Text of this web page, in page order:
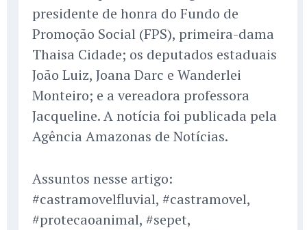
presidente de honra do Fundo de
Promoção Social (FPS), primeira-dama
Thaisa Cidade; os deputados estaduais
João Luiz, Joana Darc e Wanderlei
Monteiro; e a vereadora professora
Jacqueline. A notícia foi publicada pela
Agência Amazonas de Notícias.
Assuntos nesse artigo:
#castramovelfluvial, #castramovel,
#protecaoanimal, #sepet,